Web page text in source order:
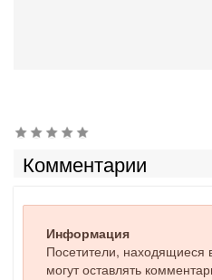
Комментарии
Информация
Посетители, находящиеся
могут оставлять